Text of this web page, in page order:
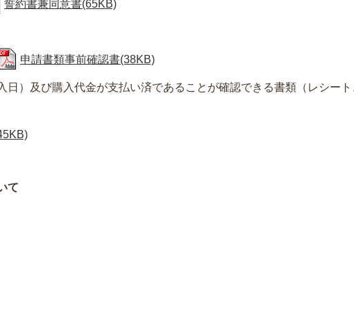
誓約書兼同意書(65KB)
申請書類事前確認書(38KB)
日）及び購入代金が支払い済であることが確認できる書類（レシート
て